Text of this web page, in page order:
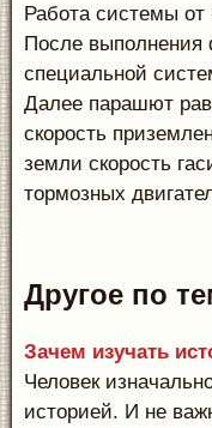
Работа системы от
После выполнения
специальной
Далее парашют
скорость
земли скорость
тормозных
Другое по
Зачем изучать
Человек
историей. И не